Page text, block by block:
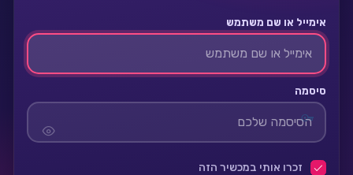
אימייל או שם משתמש
סיסמה
זכרו אותי במכשיר הזה